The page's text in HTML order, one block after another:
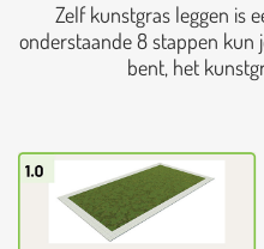
Zelf kunstgras leggen is
onderstaande 8 stappen kun
bent, het